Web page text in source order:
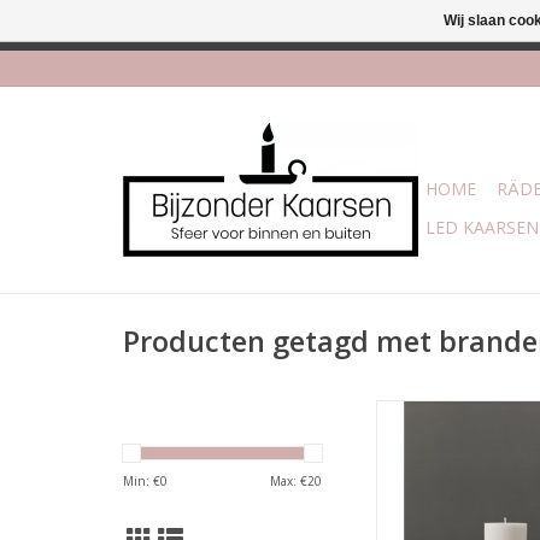
HOME
LED KAARSEN
Producten getagd met
Min: €0 Max: €20
Wij slaan
Afhalen is